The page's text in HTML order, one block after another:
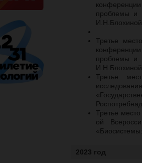
проблемы и
Третье
проблемы и
Третье
Третье
ой
2023 год